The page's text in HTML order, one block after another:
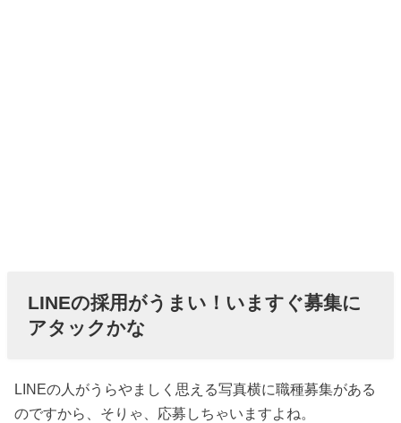
LINEの採用がうまい！いますぐ募集に
アタックかな
LINEの人がうらやましく思える写真横に職種募集がある
のですから、そりゃ、応募しちゃいますよね。